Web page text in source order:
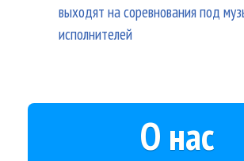
выходят на соревнования под
исполнителей
О нас